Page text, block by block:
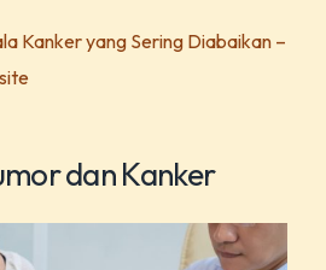
Kanker yang Sering Diabaikan –
dan Kanker